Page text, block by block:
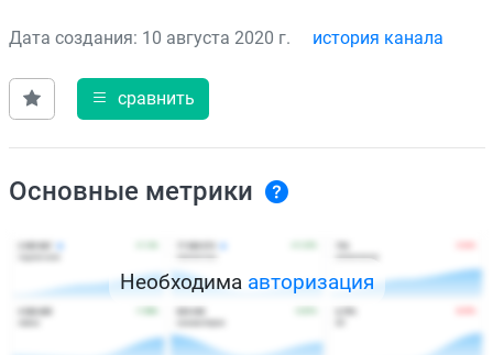
Дата создания: 10 августа 2020 г. история канала
сравнить
Основные метрики
Необходима авторизация